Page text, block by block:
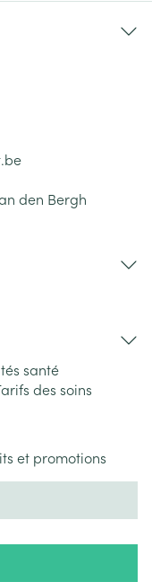
den Bergh
santé
des soins
et promotions